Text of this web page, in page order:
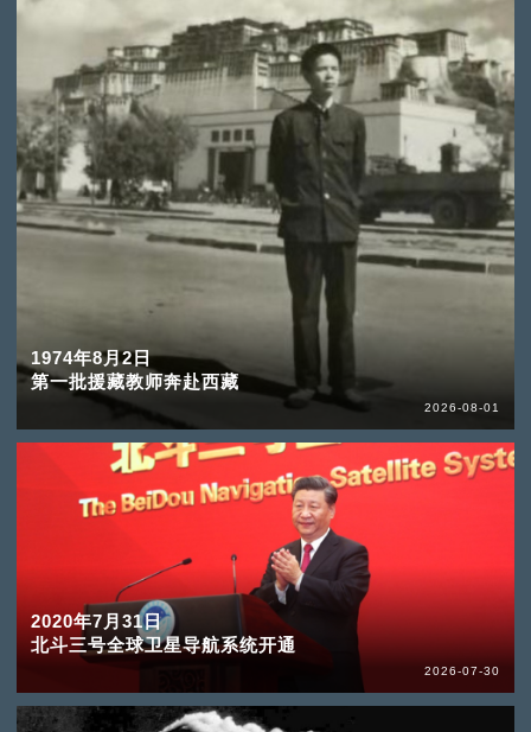
1974年8月2日
第一批援藏教师奔赴西藏
2026-08-01
2020年7月31日
北斗三号全球卫星导航系统开通
2026-07-30